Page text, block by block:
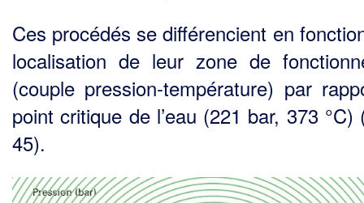
Ces procédés se différencient en
localisation de leur zone de
(couple pres­sion-température) par
point critique de l’eau (221 bar, 373 °C)
45).